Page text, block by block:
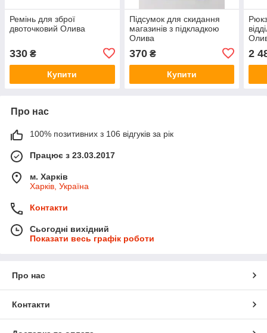
Ремінь для зброї
двоточковий Олива
330 ₴
Купити
Підсумок для скидання
магазинів з підкладкою
Олива
370₴
Купити
2
Про нас
100% позитивних з 106 відгуків за рік
Працює з 23.03.2017
м. Харків
Харків, Україна
Контакти
Сьогодні вихідний
Показати весь графік роботи
Про нас
Контакти